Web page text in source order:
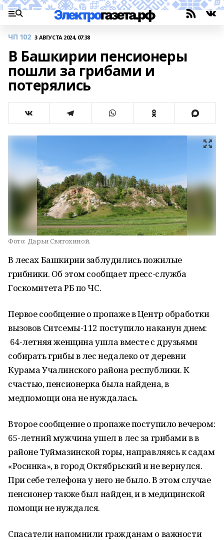
ЧП 102 3 АВГУСТА 2024, 07:38
В Башкирии пенсионеры
пошли за грибами и
потерялись
Фото: Дарьи Святохиной.
В лесах Башкирии заблудились пожилые
грибники. Об этом сообщает пресс-служба
Госкомитета РБ по ЧС.
Первое сообщение о пропаже в Центр обработки
вызовов Ситсемы-112 поступило наканун днем:
64-летняя женщина ушла вместе с друзьями
собирать грибы в лес недалеко от деревни
Курама Учалинского района республики. К
счастью, пенсионерка была найдена, в
медпомощи она не нуждалась.
Второе сообщение о пропаже поступило вечером:
65-летний мужчина ушел в лес за грибами в в
районе Туймазинской горы, направляясь к садам
«Росинка», в город Октябрьский и не вернулся.
При себе телефона у него не было. В этом случае
пенсионер также был найден, и в медицинской
помощи не нуждался.
Спасатели напомнили гражданам о важности